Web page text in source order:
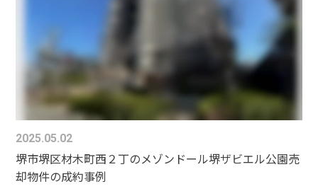
2025.05.02
堺市堺区材木町西２丁のメゾンドール堺ザビエル公園売
却物件の成約事例